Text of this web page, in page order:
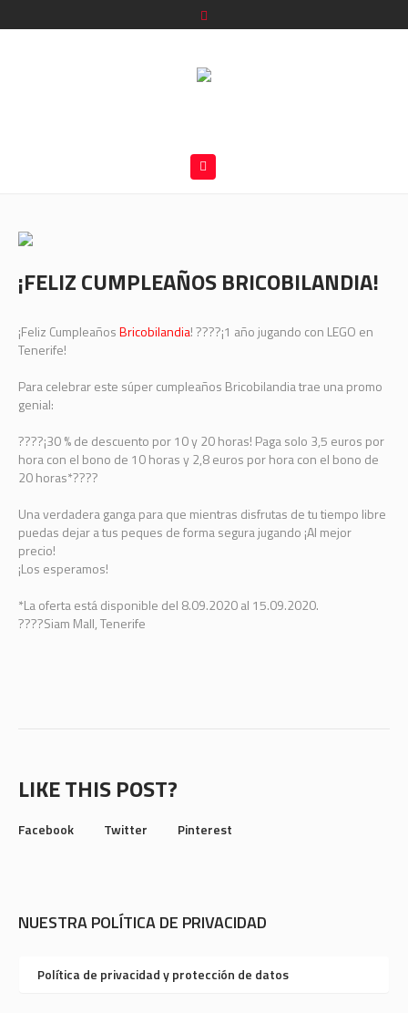
¡FELIZ CUMPLEAÑOS BRICOBILANDIA!
¡Feliz CumpleañosBricobilandia!????¡1 año jugando con LEGO en
Tenerife!
Para celebrar este súper cumpleaños Bricobilandia trae una promo
genial:
????¡30 % de descuento por 10 y 20 horas! Paga solo 3,5 euros por
hora con el bono de 10 horas y 2,8 euros por hora con el bono de
20 horas*????
Una verdadera ganga para que mientras disfrutas de tu tiempo libre
puedas dejar a tus peques de forma segura jugando ¡Al mejor
precio!
¡Los esperamos!
*La oferta está disponible del 8.09.2020 al 15.09.2020.
????Siam Mall, Tenerife
LIKE THIS POST?
Facebook Twitter Pinterest
NUESTRA POLÍTICA DE PRIVACIDAD
Política de privacidad y protección de datos